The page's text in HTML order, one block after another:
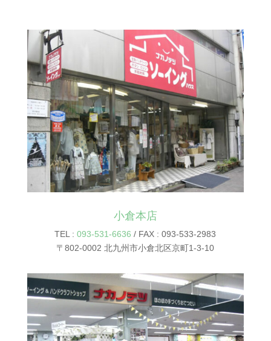
小倉本店
TEL :093-531-6636 / FAX : 093-533-2983
〒802-0002 北九州市小倉北区京町1-3-10